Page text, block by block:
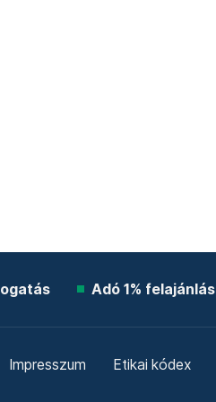
Adó 1% felajánlás
Impresszum Etikai kódex